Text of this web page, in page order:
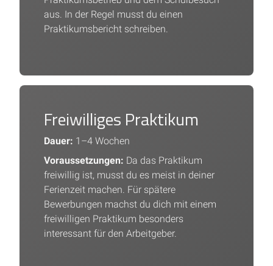
aus. In der Regel musst du einen
Praktikumsbericht schreiben.
Freiwilliges Praktikum
Dauer: 1–4 Wochen
Voraussetzungen: Da das Praktikum
freiwillig ist, musst du es meist in deiner
Ferienzeit machen. Für spätere
Bewerbungen machst du dich mit einem
freiwilligen Praktikum besonders
interessant für den Arbeitgeber.